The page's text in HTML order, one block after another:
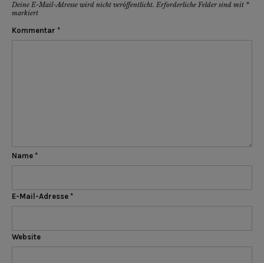
Deine E-Mail-Adresse wird nicht veröffentlicht. Erforderliche Felder sind mit *
markiert
Kommentar *
Name *
E-Mail-Adresse *
Website